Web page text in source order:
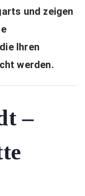
und zeigen
Ihren
werden.
–